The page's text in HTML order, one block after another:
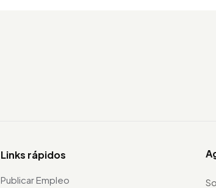
Links rápidos
Publicar Empleo